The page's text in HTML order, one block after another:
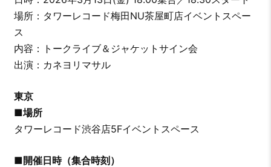
場所：タワーレコード梅田NU茶屋町店イベントスペー
ス
内容：トークライブ＆ジャケットサイン会
出演：カネヨリマサル
東京
■場所
タワーレコード渋谷店5Fイベントスペース
■開催日時（集合時刻）